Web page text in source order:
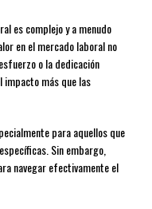
es complejo y a menudo
en el mercado laboral no
o la dedicación
impacto más que las
para aquellos que
Sin embargo,
navegar efectivamente el